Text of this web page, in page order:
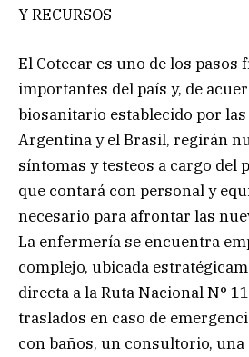
Y RECURSOS
El Cotecar es uno de los pasos
importantes del país y, de
biosanitario establecido por
Argentina y el Brasil, regirán
síntomas y testeos a cargo del
que contará con personal y
necesario para afrontar las
La enfermería se encuentra
complejo, ubicada
directa a la Ruta Nacional N°
traslados en caso de
con baños, un consultorio,